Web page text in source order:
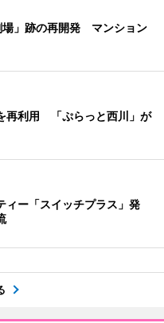
場」跡の再開発 マンション
再利用 「ぷらっと西川」が
ィー「スイッチプラス」発